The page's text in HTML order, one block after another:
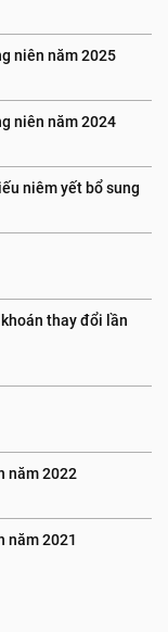
niên năm 2025
niên năm 2024
niêm yết bổ sung
thay đổi lần
năm 2022
năm 2021